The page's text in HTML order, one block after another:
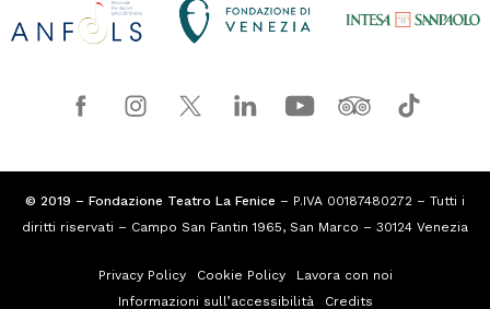
© 2019 – Fondazione Teatro La Fenice – P.IVA 00187480272 – Tutti i
diritti riservati – Campo San Fantin 1965, San Marco – 30124 Venezia
Privacy Policy Cookie Policy
Lavora con noi
Informazioni sull’accessibilità
Credits